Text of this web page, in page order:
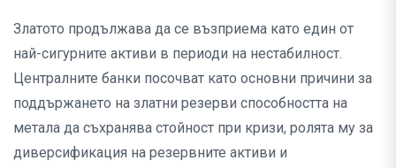
Златото продължава да се възприема като един от
най-сигурните активи в периоди на нестабилност.
Централните банки посочват като основни причини за
поддържането на златни резерви способността на
метала да съхранява стойност при кризи, ролята му за
диверсификация на резервните активи и